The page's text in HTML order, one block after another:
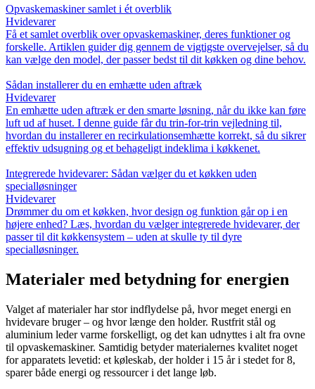
Opvaskemaskiner samlet i ét overblik
Hvidevarer
Få et samlet overblik over opvaskemaskiner, deres funktioner og
forskelle. Artiklen guider dig gennem de vigtigste overvejelser, så du
kan vælge den model, der passer bedst til dit køkken og dine behov.
Sådan installerer du en emhætte uden aftræk
Hvidevarer
En emhætte uden aftræk er den smarte løsning, når du ikke kan føre
luft ud af huset. I denne guide får du trin-for-trin vejledning til,
hvordan du installerer en recirkulationsemhætte korrekt, så du sikrer
effektiv udsugning og et behageligt indeklima i køkkenet.
Integrerede hvidevarer: Sådan vælger du et køkken uden
specialløsninger
Hvidevarer
Drømmer du om et køkken, hvor design og funktion går op i en
højere enhed? Læs, hvordan du vælger integrerede hvidevarer, der
passer til dit køkkensystem – uden at skulle ty til dyre
specialløsninger.
Materialer med betydning for energien
Valget af materialer har stor indflydelse på, hvor meget energi en
hvidevare bruger – og hvor længe den holder. Rustfrit stål og
aluminium leder varme forskelligt, og det kan udnyttes i alt fra ovne
til opvaskemaskiner. Samtidig betyder materialernes kvalitet noget
for apparatets levetid: et køleskab, der holder i 15 år i stedet for 8,
sparer både energi og ressourcer i det lange løb.